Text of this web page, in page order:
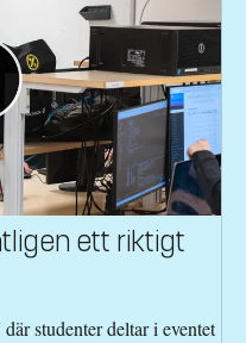
ett riktigt
studenter deltar i eventet